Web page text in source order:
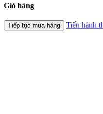
Giỏ hàng
Tiếp tục mua hàng Tiến hành